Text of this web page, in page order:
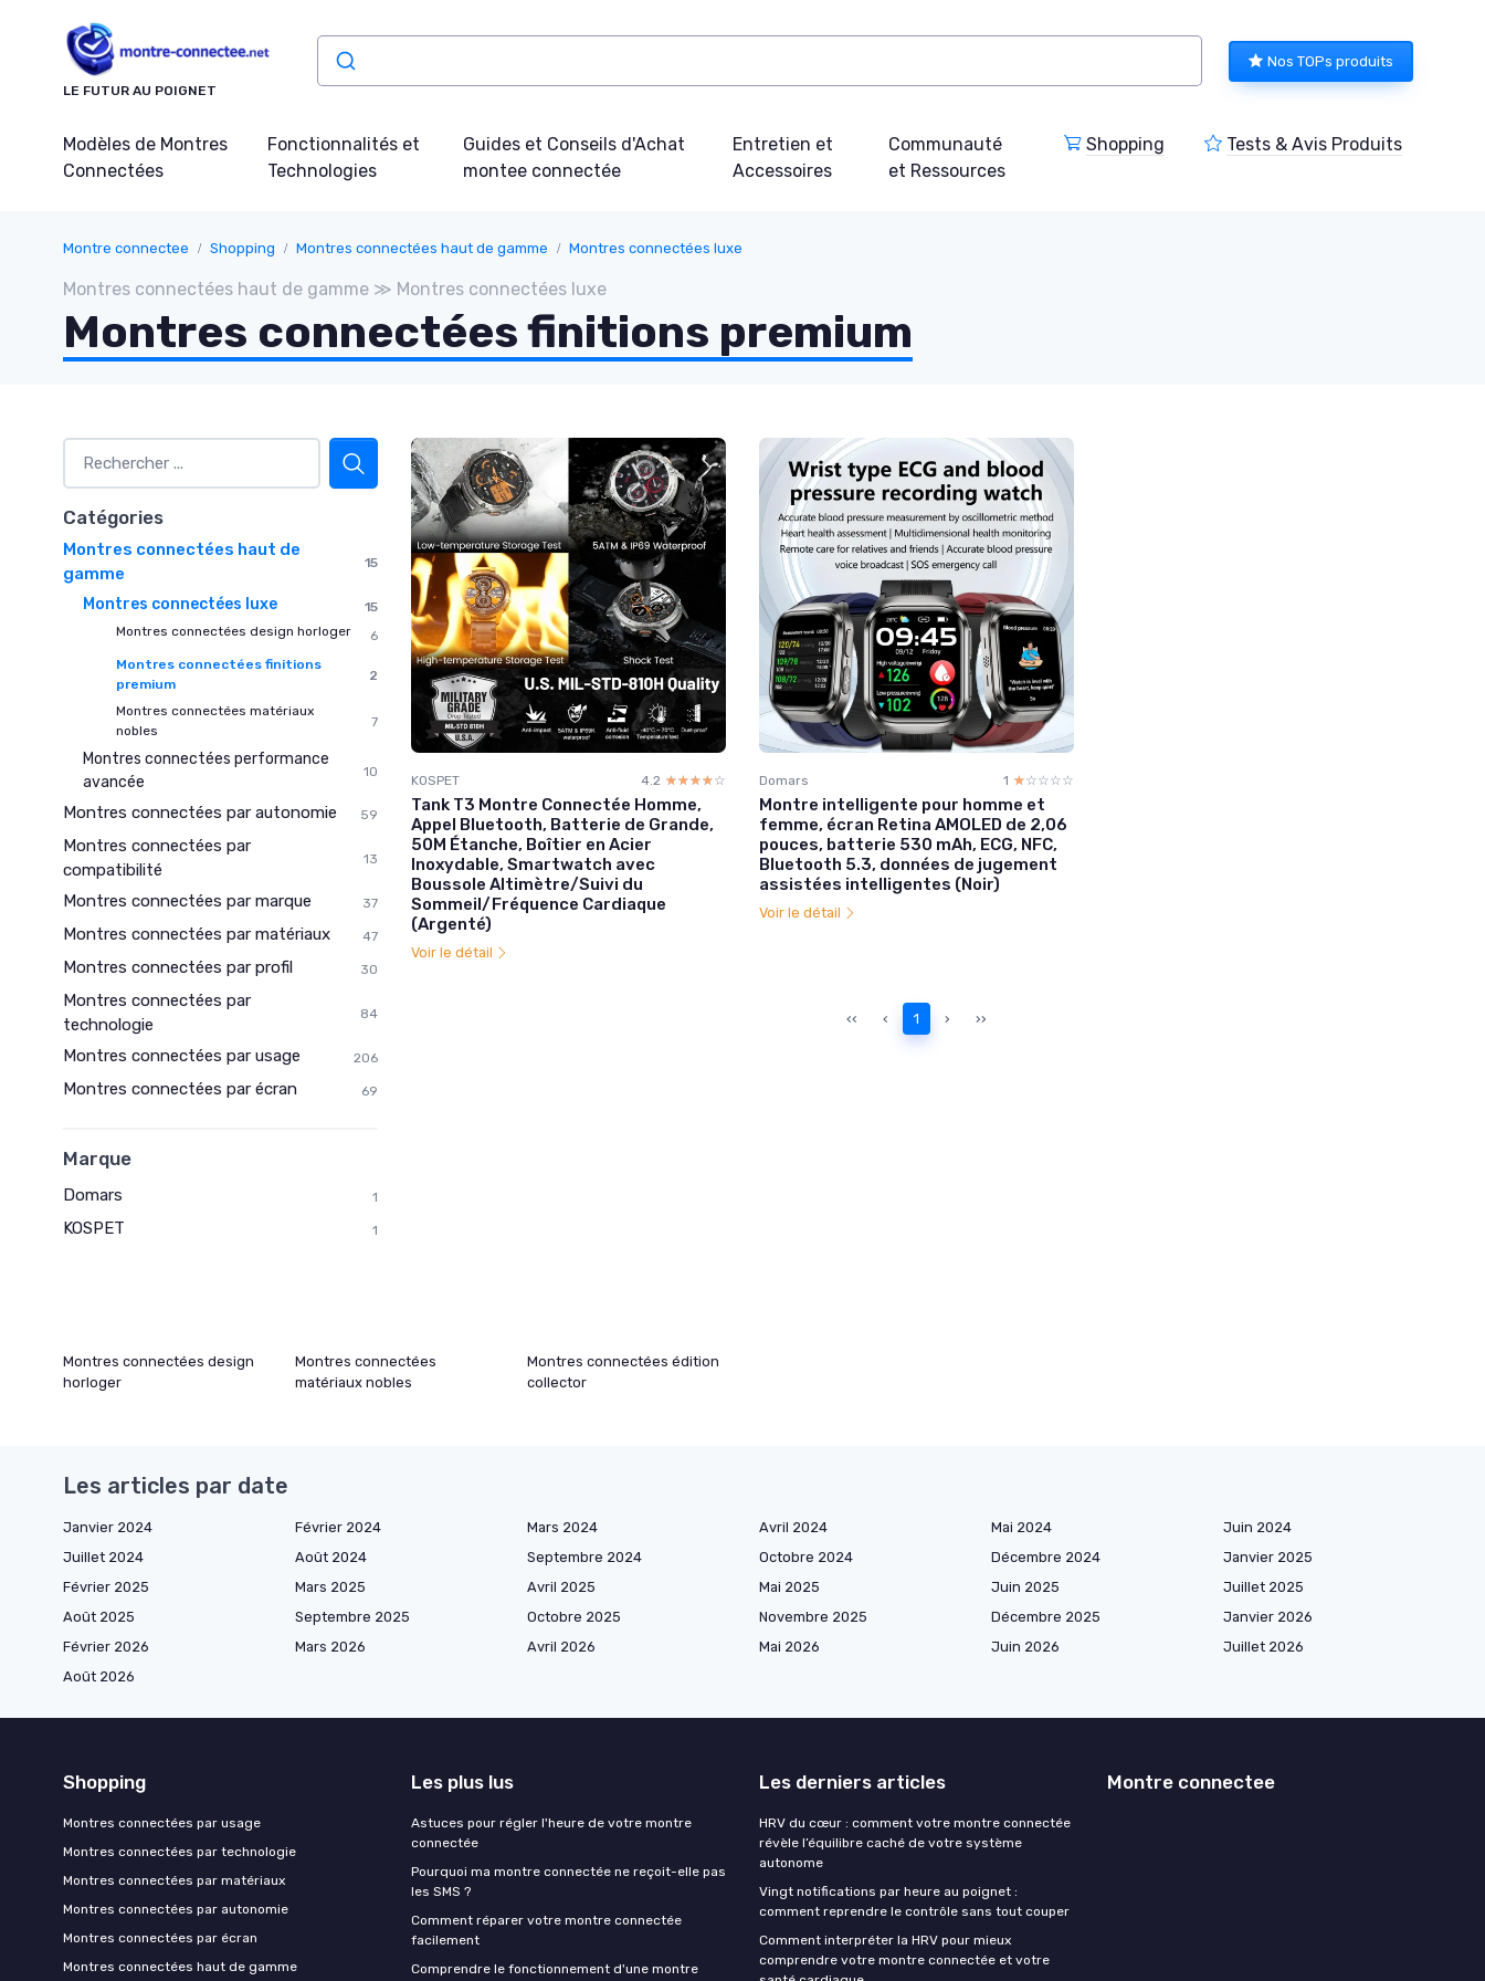
LE FUTUR AU POIGNET
Nos TOPs produits
Modèles de Montres
Connectées
Fonctionnalités et
Technologies
Guides et Conseils d'Achat
montee connectée
Entretien et
Accessoires
Communauté
et Ressources
Shopping Tests & Avis Produits
Montre connectee Shopping Montres connectées haut de gamme Montres connectées luxe
Montres connectées haut de gamme ≫ Montres connectées luxe
Montres connectées finitions premium
Catégories
Montres connectées haut de
gamme
15
Montres connectées luxe
15
Montres connectées design horloger
6
Montres connectées finitions
premium
2
Montres connectées matériaux
nobles
7
Montres connectées performance
avancée
10
Montres connectées par autonomie 59
Montres connectées par
compatibilité
13
Montres connectées par marque 37
Montres connectées par matériaux 47
Montres connectées par profil 30
Montres connectées par
technologie
84
Montres connectées par usage 206
Montres connectées par écran 69
Marque
Domars 1
KOSPET 1
KOSPET 4.2 ☆☆☆☆☆
★★★★★
Tank T3 Montre Connectée Homme,
Appel Bluetooth, Batterie de Grande,
50M Étanche, Boîtier en Acier
Inoxydable, Smartwatch avec
Boussole Altimètre/Suivi du
Sommeil/Fréquence Cardiaque
(Argenté)
Voir le détail
Domars 1 ☆☆☆☆☆
★★★★★
Montre intelligente pour homme et
femme, écran Retina AMOLED de 2,06
pouces, batterie 530 mAh, ECG, NFC,
Bluetooth 5.3, données de jugement
assistées intelligentes (Noir)
Voir le détail
‹‹ ‹ 1 › ››
Montres connectées design
horloger
Montres connectées
matériaux nobles
Montres connectées édition
collector
Les articles par date
Janvier 2024 Février 2024 Mars 2024 Avril 2024 Mai 2024
Juin 2024
Juillet 2024
Août 2024 Septembre 2024 Octobre 2024 Décembre 2024
Janvier 2025
Février 2025
Mars 2025 Avril 2025 Mai 2025 Juin 2025
Juillet 2025
Août 2025
Septembre 2025 Octobre 2025 Novembre 2025 Décembre 2025
Janvier 2026
Février 2026
Mars 2026 Avril 2026 Mai 2026 Juin 2026
Juillet 2026
Août 2026
Shopping
Montres connectées par usage
Montres connectées par technologie
Montres connectées par matériaux
Montres connectées par autonomie
Montres connectées par écran
Montres connectées haut de gamme
Les plus lus
Astuces pour régler l'heure de votre montre
connectée
Pourquoi ma montre connectée ne reçoit-elle pas
les SMS ?
Comment réparer votre montre connectée
facilement
Comprendre le fonctionnement d'une montre
Les derniers articles
HRV du cœur : comment votre montre connectée
révèle l’équilibre caché de votre système
autonome
Vingt notifications par heure au poignet :
comment reprendre le contrôle sans tout couper
Comment interpréter la HRV pour mieux
comprendre votre montre connectée et votre
Montre connectee